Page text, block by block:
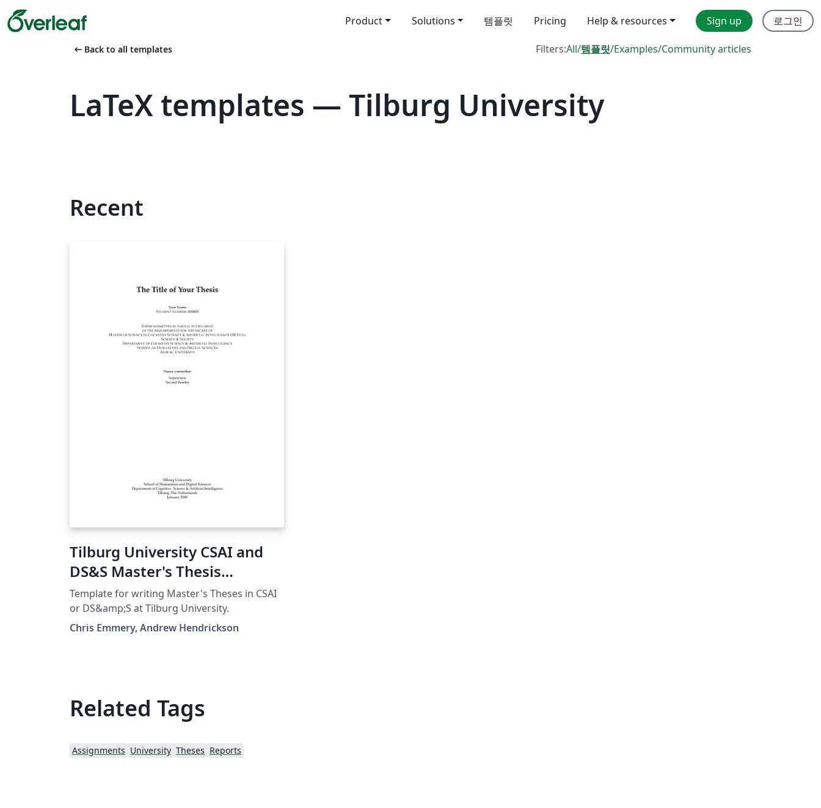
Product Solutions 템플릿 Pricing Help & resources Sign up 로그인
arrow_left_alt Back to all templates Filters:All/템플릿/Examples/Community articles
LaTeX templates — Tilburg University
Recent
Tilburg University CSAI and
DS&S Master's Thesis
Template
Template for writing Master's Theses in CSAI
or DS&amp;S at Tilburg University.
Chris Emmery, Andrew Hendrickson
Related Tags
Assignments University Theses Reports